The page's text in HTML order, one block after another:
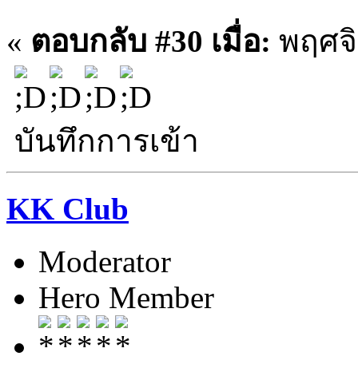
« ตอบกลับ #30 เมื่อ: พฤศจิ
บันทึกการเข้า
KK Club
Moderator
Hero Member